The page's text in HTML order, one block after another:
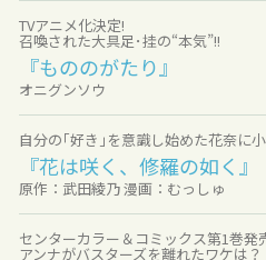
TVアニメ化決定!
召喚された大具足･挂の“本気”!!
『もののがたり』
オニグンソウ
自分の｢好き｣を意識し始めた花奈に
『花は咲く、修羅の如く』
原作：武田綾乃 漫画：むっしゅ
センターカラー＆コミックス第1巻発
アンナがバスターズを離れたワケは？